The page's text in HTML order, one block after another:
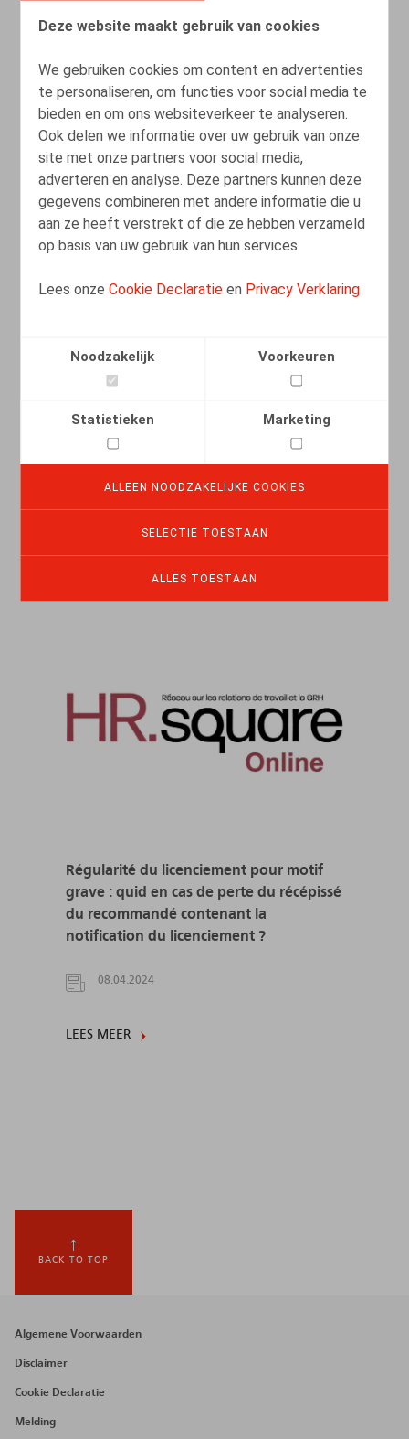
Deze website maakt gebruik van cookies
We gebruiken cookies om content en advertenties
te personaliseren, om functies voor social media te
bieden en om ons websiteverkeer te analyseren.
Ook delen we informatie over uw gebruik van onze
site met onze partners voor social media,
adverteren en analyse. Deze partners kunnen deze
gegevens combineren met andere informatie die u
aan ze heeft verstrekt of die ze hebben verzameld
op basis van uw gebruik van hun services.
Lees onzeCookie Declaratie en Privacy Verklaring
Noodzakelijk Voorkeuren
Statistieken Marketing
ALLEEN NOODZAKELIJKE COOKIES
SELECTIE TOESTAAN
ALLES TOESTAAN
Rémunération variable en cas de cause
force majeure temporaire : quel impact
sur l’indemnité compensatoire de
LEES MEER
Régularité du licenciement pour motif
grave : quid en cas de perte du récépissé
du recommandé contenant la
notification du licenciement ?
08.04.2024
LEES MEER
BACK TO TOP
Footer
menu
Algemene Voorwaarden
Disclaimer
Cookie Declaratie
Melding